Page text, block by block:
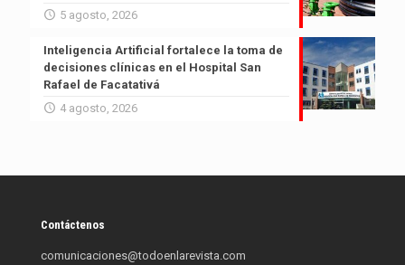
5 agosto, 2026
Inteligencia Artificial fortalece la toma de
decisiones clínicas en el Hospital San
Rafael de Facatativá
4 agosto, 2026
Contáctenos
comunicaciones@todoenlarevista.com